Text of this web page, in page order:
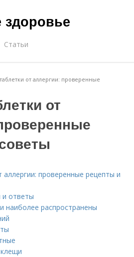
Статьи
от аллергии: проверенные
от
проверенные рецепты и
и ответы
наиболее распространены